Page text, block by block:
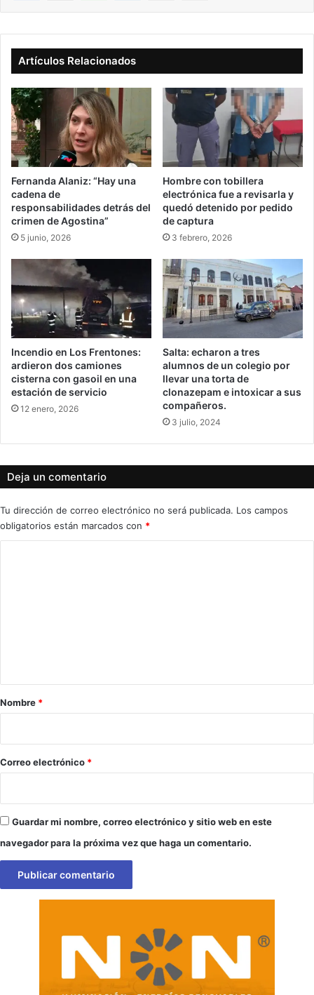
Artículos Relacionados
Fernanda Alaniz: “Hay una
cadena de
responsabilidades detrás del
crimen de Agostina”
5 junio, 2026
Hombre con tobillera
electrónica fue a revisarla y
quedó detenido por pedido
de captura
3 febrero, 2026
Incendio en Los Frentones:
ardieron dos camiones
cisterna con gasoil en una
estación de servicio
12 enero, 2026
Salta: echaron a tres
alumnos de un colegio por
llevar una torta de
clonazepam e intoxicar a sus
compañeros.
3 julio, 2024
Deja un comentario
Tu dirección de correo electrónico no será publicada. Los campos
obligatorios están marcados con *
r
*
Nombre *
Correo electrónico *
Guardar mi nombre, correo electrónico y sitio web en este
navegador para la próxima vez que haga un comentario.